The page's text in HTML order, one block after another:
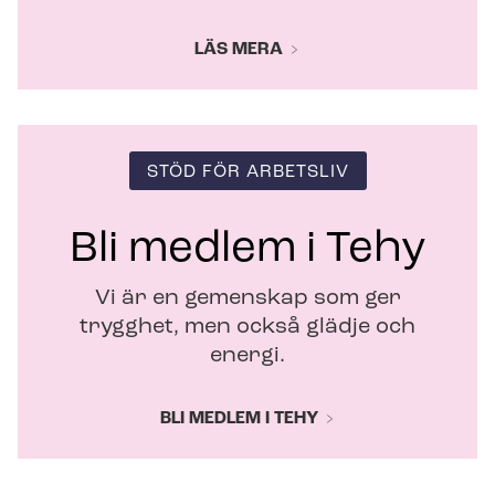
LÄS MERA
STÖD FÖR ARBETSLIV
Bli medlem i Tehy
Vi är en gemenskap som ger
trygghet, men också glädje och
energi.
BLI MEDLEM I TEHY